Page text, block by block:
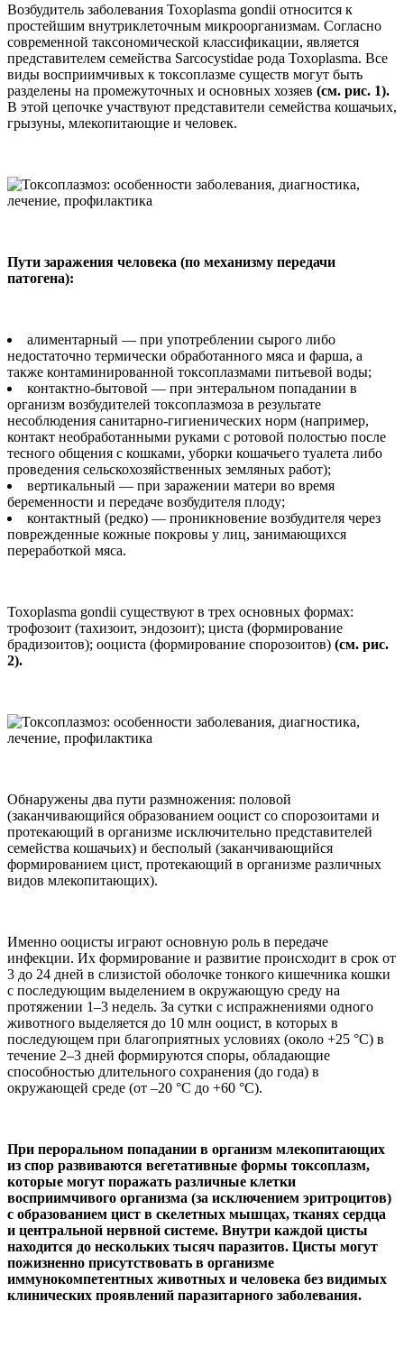
Возбудитель заболевания Toxoplasma gondii относится к
простейшим внутриклеточным микроорганизмам. Согласно
современной таксономической классификации, является
представителем семейства Sarcocystidae рода Toxoplasma. Все
виды восприимчивых к токсоплазме существ могут быть
разделены на промежуточных и основных хозяев (см. рис. 1).
В этой цепочке участвуют представители семейства кошачьих,
грызуны, млекопитающие и человек.
Пути заражения человека (по механизму передачи
патогена):
алиментарный — при употреблении сырого либо
недостаточно термически обработанного мяса и фарша, а
также контаминированной токсоплазмами питьевой воды;
контактно-бытовой — при энтеральном попадании в
организм возбудителей токсоплазмоза в результате
несоблюдения санитарно-гигиенических норм (например,
контакт необработанными руками с ротовой полостью после
тесного общения с кошками, уборки кошачьего туалета либо
проведения сельскохозяйственных земляных работ);
вертикальный — при заражении матери во время
беременности и передаче возбудителя плоду;
контактный (редко) — проникновение возбудителя через
поврежденные кожные покровы у лиц, занимающихся
переработкой мяса.
Toxoplasma gondii существуют в трех основных формах:
трофозоит (тахизоит, эндозоит); циста (формирование
брадизоитов); ооциста (формирование спорозоитов) (см. рис.
2).
Обнаружены два пути размножения: половой
(заканчивающийся образованием ооцист со спорозоитами и
протекающий в организме исключительно представителей
семейства кошачьих) и бесполый (заканчивающийся
формированием цист, протекающий в организме различных
видов млекопитающих).
Именно ооцисты играют основную роль в передаче
инфекции. Их формирование и развитие происходит в срок от
3 до 24 дней в слизистой оболочке тонкого кишечника кошки
с последующим выделением в окружающую среду на
протяжении 1–3 недель. За сутки с испражнениями одного
животного выделяется до 10 млн ооцист, в которых в
последующем при благоприятных условиях (около +25 °С) в
течение 2–3 дней формируются споры, обладающие
способностью длительного сохранения (до года) в
окружающей среде (от –20 °С до +60 °С).
При пероральном попадании в организм млекопитающих
из спор развиваются вегетативные формы токсоплазм,
которые могут поражать различные клетки
восприимчивого организма (за исключением эритроцитов)
с образованием цист в скелетных мышцах, тканях сердца
и центральной нервной системе. Внутри каждой цисты
находится до нескольких тысяч паразитов. Цисты могут
пожизненно присутствовать в организме
иммунокомпетентных животных и человека без видимых
клинических проявлений паразитарного заболевания.